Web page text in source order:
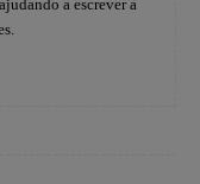
a escrever a